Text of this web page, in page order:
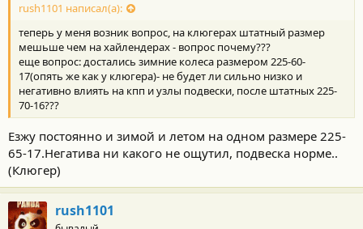
rush1101 написал(а):
теперь у меня возник вопрос, на клюгерах штатный размер
мешьше чем на хайлендерах - вопрос почему???
еще вопрос: достались зимние колеса размером 225-60-
17(опять же как у клюгера)- не будет ли сильно низко и
негативно влиять на кпп и узлы подвески, после штатных 225-
70-16???
Езжу постоянно и зимой и летом на одном размере 225-
65-17.Негатива ни какого не ощутил, подвеска норме..
(Клюгер)
rush1101